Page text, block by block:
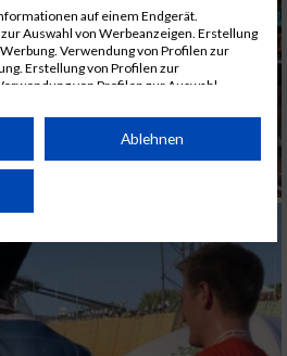
auf einem Endgerät.
Auswahl von Werbeanzeigen. Erstellung
Verwendung von Profilen zur
Erstellung von Profilen zur
von Profilen zur Auswahl
von Zielgruppen durch Statistiken oder
Quellen. Entwicklung und
Union weitergegeben und in die
Anbieter)
Zwecke:
Ablehnen